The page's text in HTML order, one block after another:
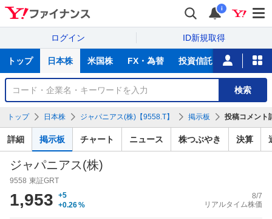
i
ログイン ID新規取得
サ
トップ 日本株 米国株 FX・為替 投資信託 ニュース
銘
検
索
検索
トップ 日本株 ジャパニアス(株)【9558.T】 掲示板 投稿コメント
詳細 掲示板 チャート ニュース 株つぶやき 決算
ジャパニアス(株)
9558 東証GRT
1,953
+5
+0.26%
8/7
リアルタイム株価